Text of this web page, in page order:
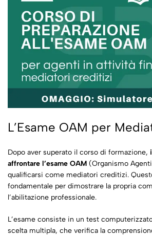
L’Esame OAM per
Dopo aver superato il corso di formazione,
affrontare l’esame OAM (Organismo
qualificarsi come mediatori creditizi.
fondamentale per dimostrare la propria
l’abilitazione professionale.
L’esame consiste in un test
scelta multipla, che verifica la